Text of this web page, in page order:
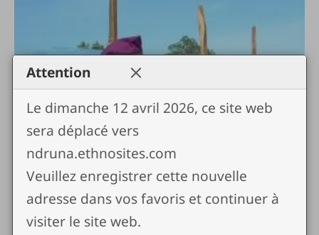
Attention
Le dimanche 12 avril 2026, ce site web
sera déplacé vers
ndruna.ethnosites.com
Veuillez enregistrer cette nouvelle
adresse dans vos favoris et continuer à
visiter le site web.